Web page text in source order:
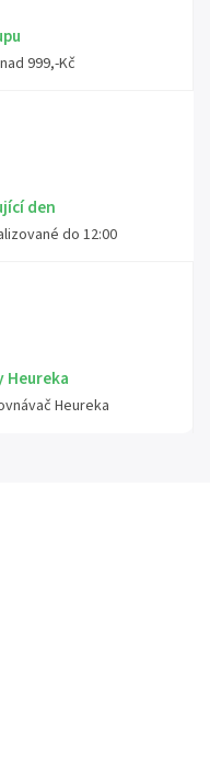
999,-Kč
den
do 12:00
Heureka
Heureka